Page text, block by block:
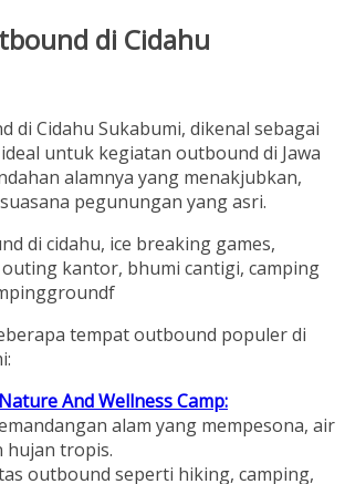
di Cidahu
di Cidahu Sukabumi, dikenal sebagai
untuk kegiatan outbound di Jawa
alamnya yang menakjubkan,
pegunungan yang asri.
tempat outbound populer di
And Wellness Camp:
alam yang mempesona, air
hujan tropis.
outbound seperti hiking, camping,